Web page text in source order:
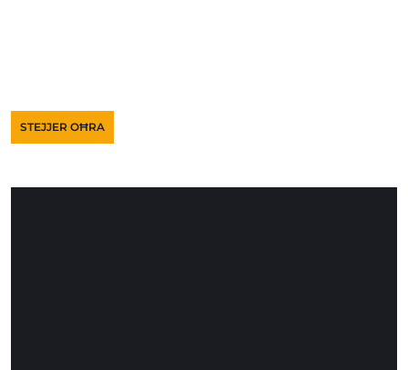
STEJJER OĦRA